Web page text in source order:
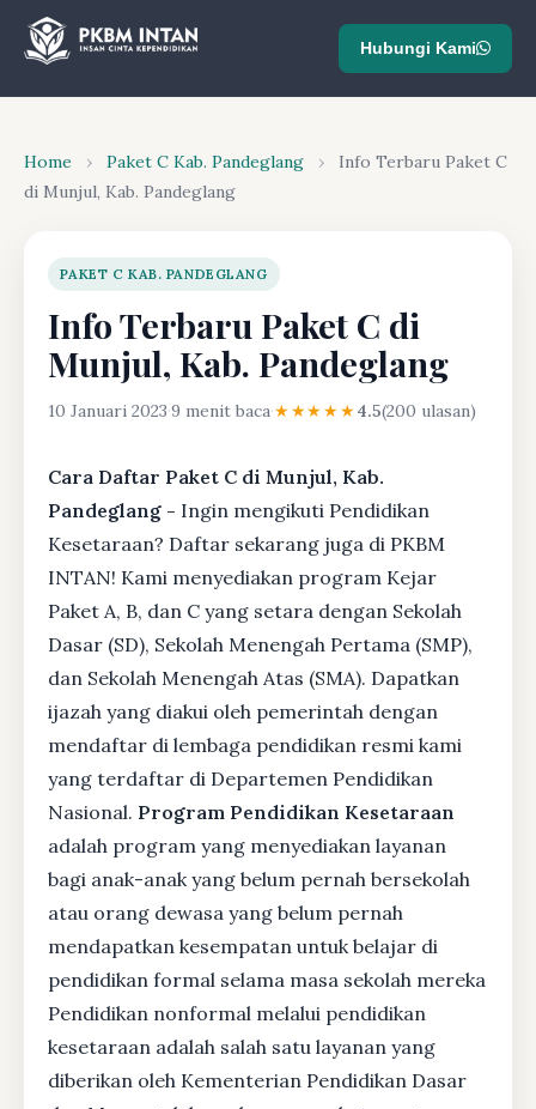
Hubungi Kami
Home › Paket C Kab. Pandeglang ›
Info Terbaru Paket C
di Munjul, Kab. Pandeglang
PAKET C KAB. PANDEGLANG
Info Terbaru Paket C di
Munjul, Kab. Pandeglang
10 Januari 2023·9 menit baca·★★★★★4.5(200 ulasan)
Cara Daftar Paket C di Munjul, Kab.
Pandeglang - Ingin mengikuti Pendidikan
Kesetaraan? Daftar sekarang juga di PKBM
INTAN! Kami menyediakan program Kejar
Paket A, B, dan C yang setara dengan Sekolah
Dasar (SD), Sekolah Menengah Pertama (SMP),
dan Sekolah Menengah Atas (SMA). Dapatkan
ijazah yang diakui oleh pemerintah dengan
mendaftar di lembaga pendidikan resmi kami
yang terdaftar di Departemen Pendidikan
Nasional. Program Pendidikan Kesetaraan
adalah program yang menyediakan layanan
bagi anak-anak yang belum pernah bersekolah
atau orang dewasa yang belum pernah
mendapatkan kesempatan untuk belajar di
pendidikan formal selama masa sekolah mereka
Pendidikan nonformal melalui pendidikan
kesetaraan adalah salah satu layanan yang
diberikan oleh Kementerian Pendidikan Dasar